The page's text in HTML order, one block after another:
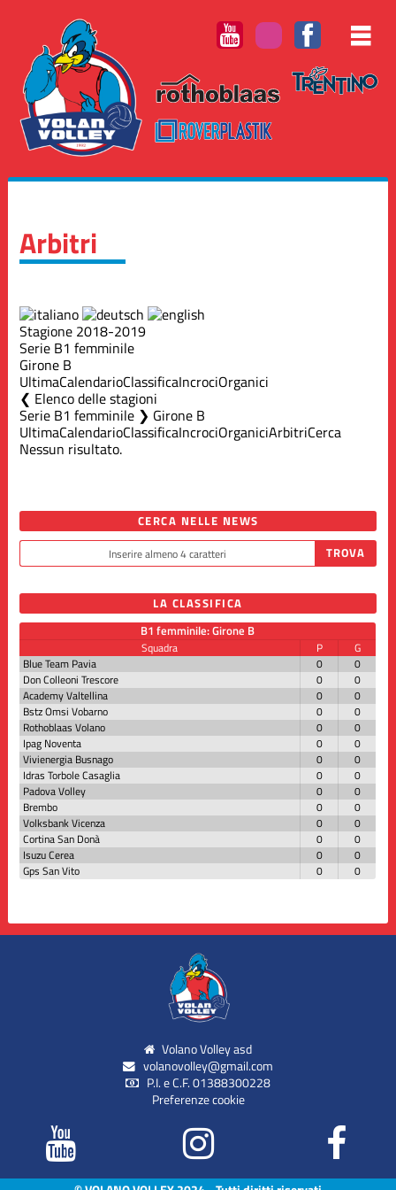
Arbitri
Stagione 2018-2019
Serie B1 femminile
Girone B
UltimaCalendarioClassificaIncrociOrganici
Elenco delle stagioni
Serie B1 femminile ❯ Girone B
UltimaCalendarioClassificaIncrociOrganiciArbitriCerca
Nessun risultato.
CERCA NELLE NEWS
LA CLASSIFICA
B1 femminile: Girone B
Squadra P
G
Blue Team Pavia
0
0
Don Colleoni Trescore
0
0
Academy Valtellina
0
0
Bstz Omsi Vobarno
0
0
Rothoblaas Volano
0
0
Ipag Noventa
0
0
Vivienergia Busnago
0
0
Idras Torbole Casaglia
0
0
Padova Volley
0
0
Brembo
0
0
Volksbank Vicenza
0
0
Cortina San Donà
0
0
Isuzu Cerea
0
0
Gps San Vito
0 0
Volano Volley asd
volanovolley@gmail.com
P.I. e C.F. 01388300228
Preferenze cookie